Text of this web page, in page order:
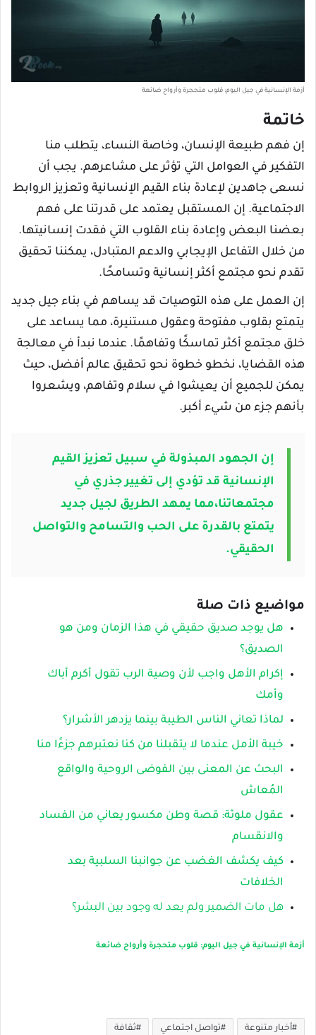
أزمة الإنسانية في جيل اليوم: قلوب متحجرة وأرواح ضائعة
خاتمة
إن فهم طبيعة الإنسان، وخاصة النساء، يتطلب منا
التفكير في العوامل التي تؤثر على مشاعرهم. يجب أن
نسعى جاهدين لإعادة بناء القيم الإنسانية وتعزيز الروابط
الاجتماعية. إن المستقبل يعتمد على قدرتنا على فهم
بعضنا البعض وإعادة بناء القلوب التي فقدت إنسانيتها.
من خلال التفاعل الإيجابي والدعم المتبادل، يمكننا تحقيق
تقدم نحو مجتمع أكثر إنسانية وتسامحًا.
إن العمل على هذه التوصيات قد يساهم في بناء جيل جديد
يتمتع بقلوب مفتوحة وعقول مستنيرة، مما يساعد على
خلق مجتمع أكثر تماسكًا وتفاهمًا. عندما نبدأ في معالجة
هذه القضايا، نخطو خطوة نحو تحقيق عالم أفضل، حيث
يمكن للجميع أن يعيشوا في سلام وتفاهم، ويشعروا
بأنهم جزء من شيء أكبر.
إن الجهود المبذولة في سبيل تعزيز القيم
الإنسانية قد تؤدي إلى تغيير جذري في
مجتمعاتنا،مما يمهد الطريق لجيل جديد
يتمتع بالقدرة على الحب والتسامح والتواصل
الحقيقي.
مواضيع ذات صلة
هل يوجد صديق حقيقي في هذا الزمان ومن هو
الصديق؟
إكرام الأهل واجب لأن وصية الرب تقول أكرم أباك
وأمك
لماذا تعاني الناس الطيبة بينما يزدهر الأشرار؟
خيبة الأمل عندما لا يتقبلنا من كنا نعتبرهم جزءًا منا
البحث عن المعنى بين الفوضى الروحية والواقع
المُعاش
عقول ملوثة: قصة وطن مكسور يعاني من الفساد
والانقسام
كيف يكشف الغضب عن جوانبنا السلبية بعد
الخلافات
هل مات الضمير ولم يعد له وجود بين البشر؟
أزمة الإنسانية في جيل اليوم: قلوب متحجرة وأرواح ضائعة
أخبار متنوعة تواصل اجتماعي ثقافة